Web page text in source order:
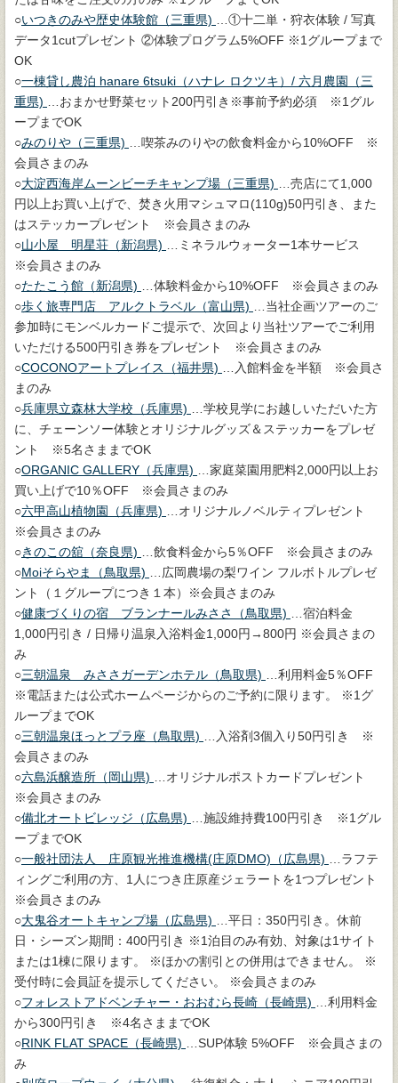
○いつきのみや歴史体験館（三重県)
…①十二単・狩衣体験 / 写真
データ1cutプレゼント ②体験プログラム5%OFF ※1グループまで
OK
○一棟貸し農泊 hanare 6tsuki（ハナレ ロクツキ）/ 六月農園（三
重県)
…おまかせ野菜セット200円引き※事前予約必須 ※1グル
ープまでOK
○みのりや（三重県)
…喫茶みのりやの飲食料金から10%OFF ※
会員さまのみ
○大淀西海岸ムーンビーチキャンプ場（三重県)
…売店にて1,000
円以上お買い上げで、焚き火用マシュマロ(110g)50円引き、また
はステッカープレゼント ※会員さまのみ
○山小屋 明星荘（新潟県)
…ミネラルウォーター1本サービス
※会員さまのみ
○たたこう館（新潟県)
…体験料金から10%OFF ※会員さまのみ
○歩く旅専門店 アルクトラベル（富山県)
…当社企画ツアーのご
参加時にモンベルカードご提示で、次回より当社ツアーでご利用
いただける500円引き券をプレゼント ※会員さまのみ
○COCONOアートプレイス（福井県)
…入館料金を半額 ※会員さ
まのみ
○兵庫県立森林大学校（兵庫県)
…学校見学にお越しいただいた方
に、チェーンソー体験とオリジナルグッズ＆ステッカーをプレゼ
ント ※5名さままでOK
○ORGANIC GALLERY（兵庫県)
…家庭菜園用肥料2,000円以上お
買い上げで10％OFF ※会員さまのみ
○六甲高山植物園（兵庫県)
…オリジナルノベルティプレゼント
※会員さまのみ
○きのこの舘（奈良県)
…飲食料金から5％OFF ※会員さまのみ
○Moiそらやま（鳥取県)
…広岡農場の梨ワイン フルボトルプレゼ
ント（１グループにつき１本）※会員さまのみ
○健康づくりの宿 ブランナールみささ（鳥取県)
…宿泊料金
1,000円引き / 日帰り温泉入浴料金1,000円→800円 ※会員さまの
み
○三朝温泉 みささガーデンホテル（鳥取県)
…利用料金5％OFF
※電話または公式ホームページからのご予約に限ります。 ※1グ
ループまでOK
○三朝温泉ほっとプラ座（鳥取県)
…入浴剤3個入り50円引き ※
会員さまのみ
○六島浜醸造所（岡山県)
…オリジナルポストカードプレゼント
※会員さまのみ
○備北オートビレッジ（広島県)
…施設維持費100円引き ※1グル
ープまでOK
○一般社団法人 庄原観光推進機構(庄原DMO)（広島県)
…ラフテ
ィングご利用の方、1人につき庄原産ジェラートを1つプレゼント
※会員さまのみ
○大鬼谷オートキャンプ場（広島県)
…平日：350円引き。休前
日・シーズン期間：400円引き ※1泊目のみ有効、対象は1サイト
または1棟に限ります。 ※ほかの割引との併用はできません。 ※
受付時に会員証を提示してください。 ※会員さまのみ
○フォレストアドベンチャー・おおむら長崎（長崎県)
…利用料金
から300円引き ※4名さままでOK
○RINK FLAT SPACE（長崎県)
…SUP体験 5%OFF ※会員さまの
み